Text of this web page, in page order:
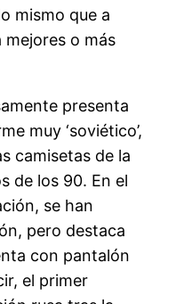
mismo que a
mejores o más
presenta
muy ‘soviético’,
camisetas de la
de los 90. En el
se han
pero destaca
con pantalón
el primer